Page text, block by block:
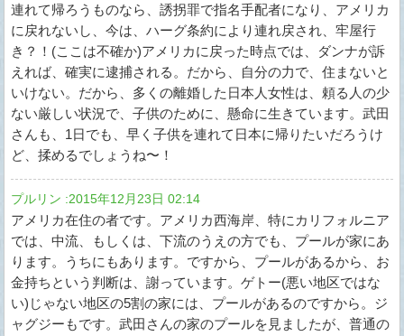
連れて帰ろうものなら、誘拐罪で指名手配者になり、アメリカ
に戻れないし、今は、ハーグ条約により連れ戻され、牢屋行
き？！(ここは不確か)アメリカに戻った時点では、ダンナが訴
えれば、確実に逮捕される。だから、自分の力で、住まないと
いけない。だから、多くの離婚した日本人女性は、頼る人の少
ない厳しい状況で、子供のために、懸命に生きています。武田
さんも、1日でも、早く子供を連れて日本に帰りたいだろうけ
ど、揉めるでしょうね〜！
プルリン :2015年12月23日 02:14
アメリカ在住の者です。アメリカ西海岸、特にカリフォルニア
では、中流、もしくは、下流のうえの方でも、プールが家にあ
ります。うちにもあります。ですから、プールがあるから、お
金持ちという判断は、謝っています。ゲトー(悪い地区ではな
い)じゃない地区の5割の家には、プールがあるのですから。ジ
ャグジーもです。武田さんの家のプールを見ましたが、普通の